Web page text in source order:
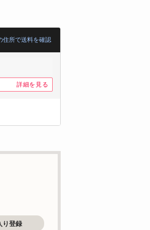
住所で送料を確認
詳細を見る
り登録